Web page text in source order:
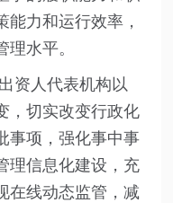
力和运行效率，
水平。
资人代表机构以
，切实改变行政化
事项，强化事中事
理信息化建设，充
在线动态监管，减